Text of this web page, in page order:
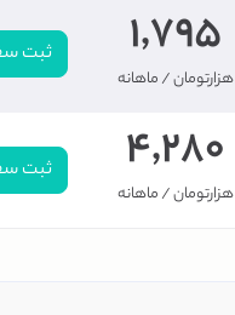
1,795
هزارتومان/ ماهانه
ثبت
4,280
هزارتومان/ ماهانه
ثبت